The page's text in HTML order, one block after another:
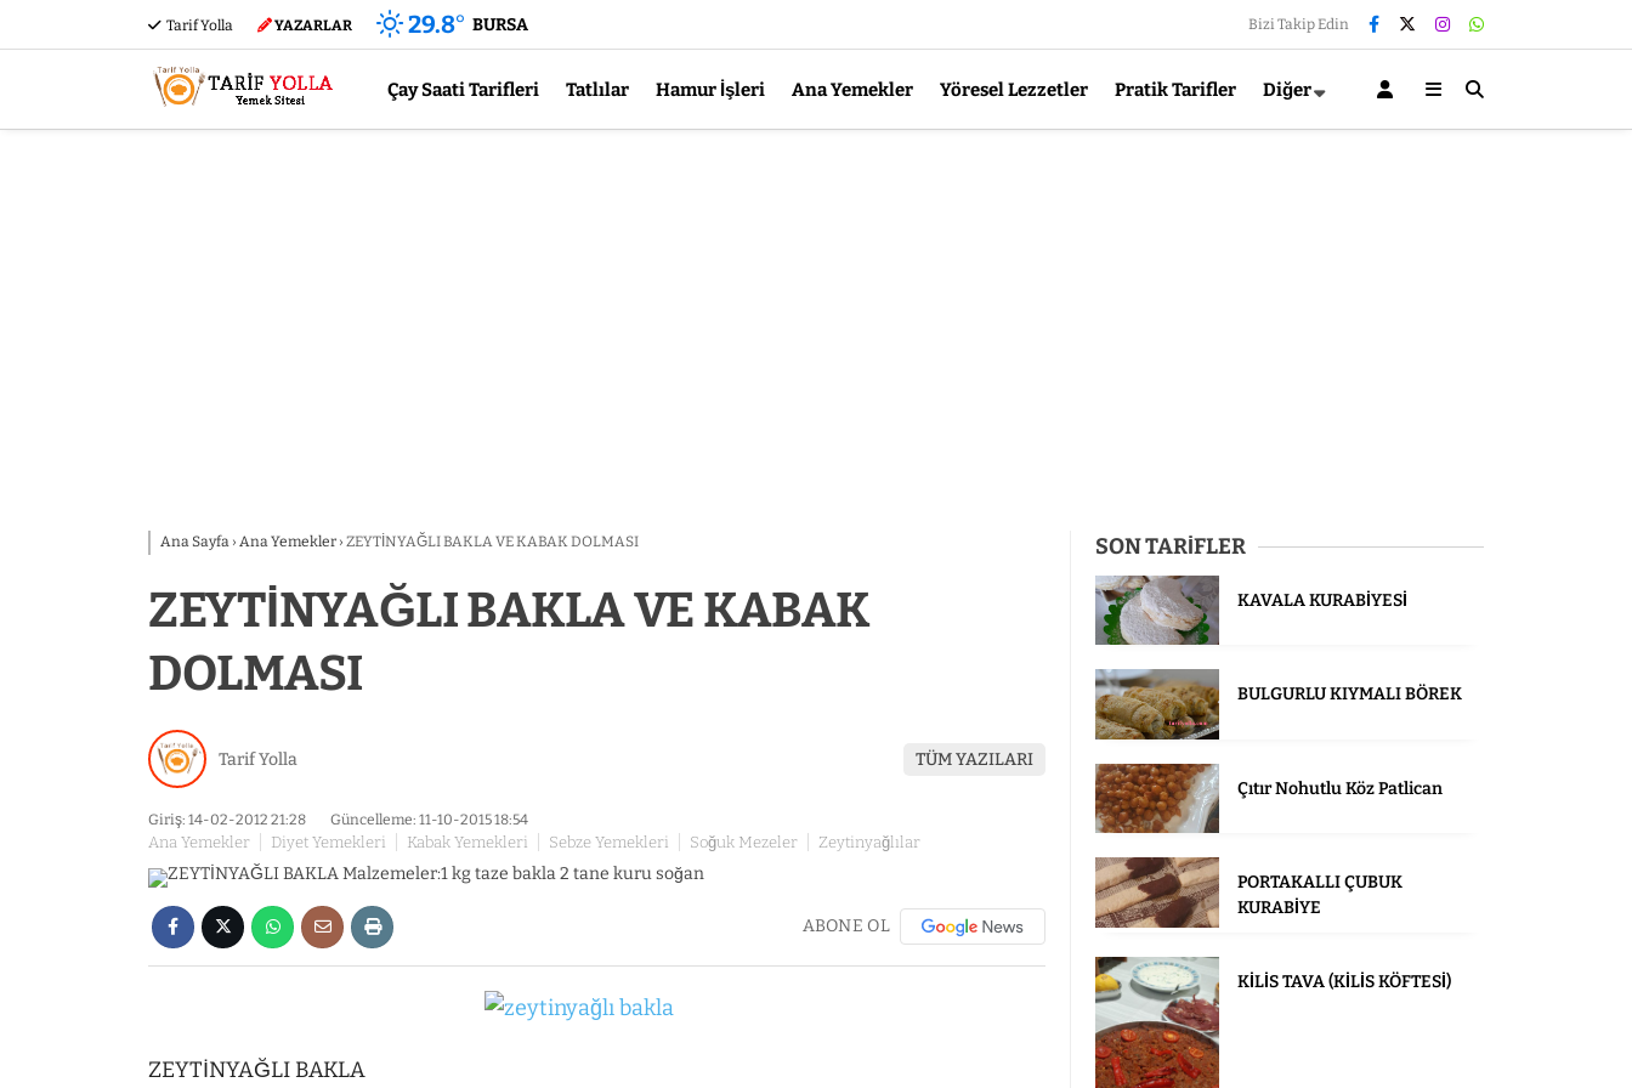
Tarif Yolla YAZARLAR 29.8° BURSA Bizi Takip Edin
Çay Saati Tarifleri Tatlılar Hamur İşleri Ana Yemekler Yöresel Lezzetler Pratik Tarifler Diğer
Ana Sayfa › Ana Yemekler › ZEYTİNYAĞLI BAKLA VE KABAK DOLMASI
ZEYTİNYAĞLI BAKLA VE KABAK
DOLMASI
Tarif Yolla TÜM YAZILARI
Giriş: 14-02-2012 21:28 Güncelleme: 11-10-2015 18:54
Ana Yemekler Diyet Yemekleri Kabak Yemekleri Sebze Yemekleri Soğuk Mezeler Zeytinyağlılar
ABONE OL
ZEYTİNYAĞLI BAKLA
SON TARİFLER
KAVALA KURABİYESİ
BULGURLU KIYMALI BÖREK
Çıtır Nohutlu Köz Patlican
PORTAKALLI ÇUBUK
KURABİYE
KİLİS TAVA (KİLİS KÖFTESİ)